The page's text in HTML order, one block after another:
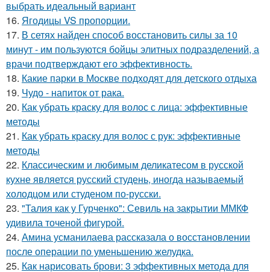
выбрать идеальный вариант
16. Ягодицы VS пропорции.
17. В сетях найден способ восстановить силы за 10
минут - им пользуются бойцы элитных подразделений, а
врачи подтверждают его эффективность.
18. Какие парки в Москве подходят для детского отдыха
19. Чудо - напиток от рака.
20. Как убрать краску для волос с лица: эффективные
методы
21. Как убрать краску для волос с рук: эффективные
методы
22. Классическим и любимым деликатесом в русской
кухне является русский студень, иногда называемый
холодцом или студеном по-русски.
23. "Талия как у Гурченко": Севиль на закрытии ММКФ
удивила точеной фигурой.
24. Амина усманилаева рассказала о восстановлении
после операции по уменьшению желудка.
25. Как нарисовать брови: 3 эффективных метода для